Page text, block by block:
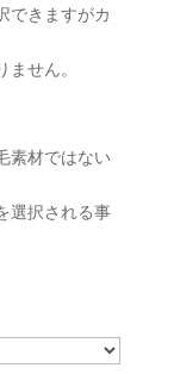
できますがカ
せん。
素材ではない
選択される事